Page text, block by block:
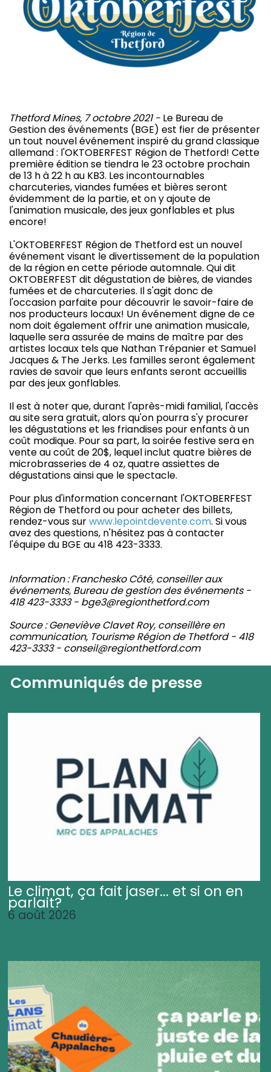
Thetford Mines, 7 octobre 2021 - Le Bureau de
Gestion des événements (BGE) est fier de présenter
un tout nouvel événement inspiré du grand classique
allemand : l'OKTOBERFEST Région de Thetford! Cette
première édition se tiendra le 23 octobre prochain
de 13 h à 22 h au KB3. Les incontournables
charcuteries, viandes fumées et bières seront
évidemment de la partie, et on y ajoute de
l'animation musicale, des jeux gonflables et plus
encore!
L'OKTOBERFEST Région de Thetford est un nouvel
événement visant le divertissement de la population
de la région en cette période automnale. Qui dit
OKTOBERFEST dit dégustation de bières, de viandes
fumées et de charcuteries. Il s'agit donc de
l'occasion parfaite pour découvrir le savoir-faire de
nos producteurs locaux! Un événement digne de ce
nom doit également offrir une animation musicale,
laquelle sera assurée de mains de maître par des
artistes locaux tels que Nathan Trépanier et Samuel
Jacques & The Jerks. Les familles seront également
ravies de savoir que leurs enfants seront accueillis
par des jeux gonflables.
Il est à noter que, durant l'après-midi familial, l'accès
au site sera gratuit, alors qu'on pourra s'y procurer
les dégustations et les friandises pour enfants à un
coût modique. Pour sa part, la soirée festive sera en
vente au coût de 20$, lequel inclut quatre bières de
microbrasseries de 4 oz, quatre assiettes de
dégustations ainsi que le spectacle.
Pour plus d'information concernant l'OKTOBERFEST
Région de Thetford ou pour acheter des billets,
rendez-vous surwww.lepointdevente.com. Si vous
avez des questions, n'hésitez pas à contacter
l'équipe du BGE au 418 423-3333.
Information : Franchesko Côté, conseiller aux
événements, Bureau de gestion des événements -
418 423-3333 - bge3@regionthetford.com
Source : Geneviève Clavet Roy, conseillère en
communication, Tourisme Région de Thetford - 418
423-3333 - conseil@regionthetford.com
Communiqués de presse
Le climat, ça fait jaser... et si on en
parlait?
6 août 2026